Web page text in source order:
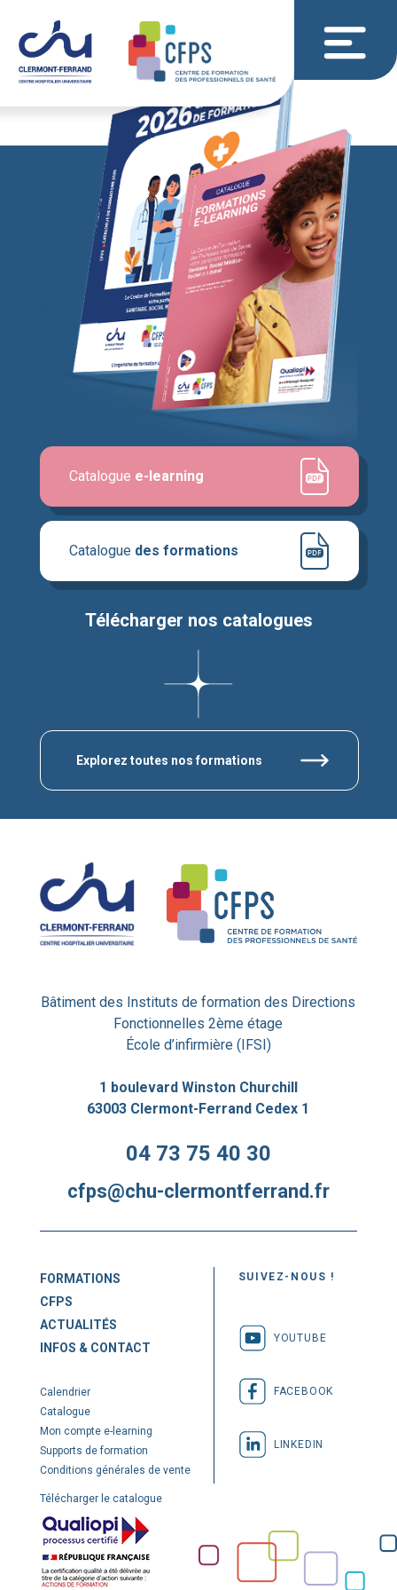
Explorez toutes nos formations
Télécharger nos catalogues
Catalogue des formations
Catalogue e-learning
Bâtiment des Instituts de formation des Directions
Fonctionnelles 2ème étage
École d’infirmière (IFSI)
1 boulevard Winston Churchill
63003 Clermont-Ferrand Cedex 1
04 73 75 40 30
cfps@chu-clermontferrand.fr
FORMATIONS
CFPS
ACTUALITÉS
INFOS & CONTACT
Calendrier
Catalogue
Mon compte e-learning
Supports de formation
Conditions générales de vente
Télécharger le catalogue
SUIVEZ-NOUS !
YOUTUBE
FACEBOOK
LINKEDIN